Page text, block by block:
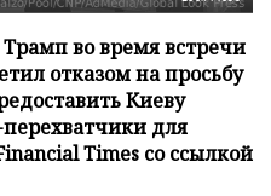
во время встречи
отказом на просьбу
Киеву
для
Times со ссылкой